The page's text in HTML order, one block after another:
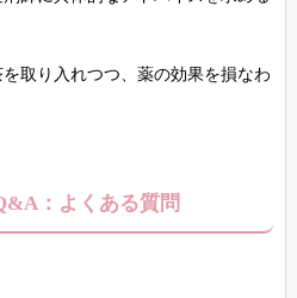
取り入れつつ、薬の効果を損なわ
：よくある質問